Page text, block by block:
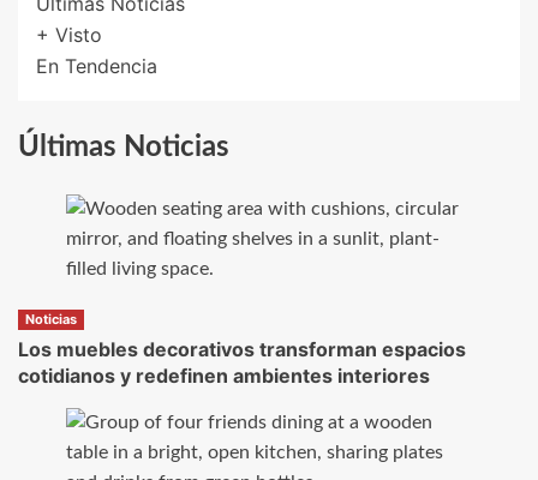
+ Visto
En Tendencia
Últimas Noticias
Noticias
Los muebles decorativos transforman espacios
cotidianos y redefinen ambientes interiores